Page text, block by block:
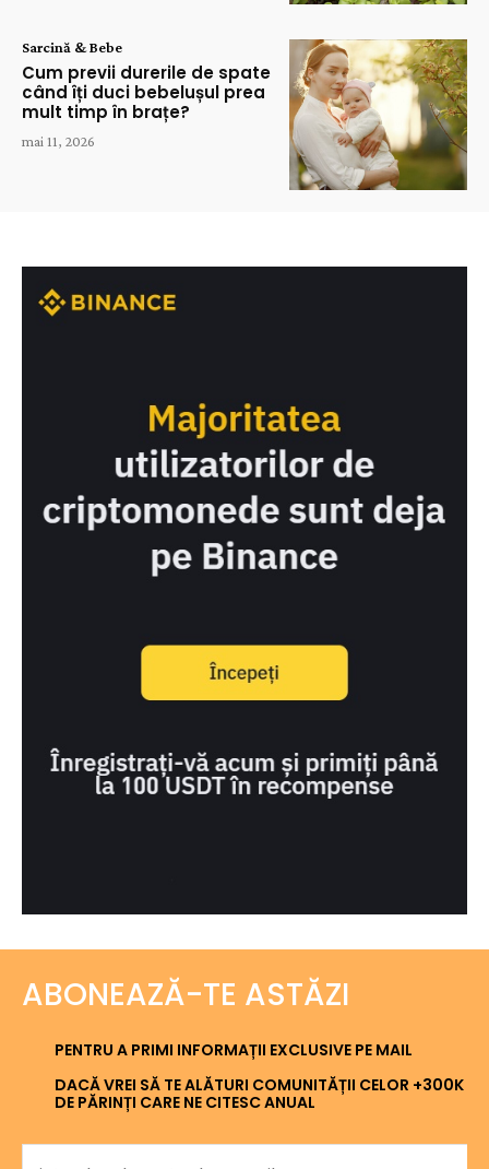
Sarcină & Bebe
Cum previi durerile de spate
când îți duci bebelușul prea
mult timp în brațe?
mai 11, 2026
ABONEAZĂ-TE ASTĂZI
PENTRU A PRIMI INFORMAȚII EXCLUSIVE PE MAIL
DACĂ VREI SĂ TE ALĂTURI COMUNITĂȚII CELOR +300K
DE PĂRINȚI CARE NE CITESC ANUAL